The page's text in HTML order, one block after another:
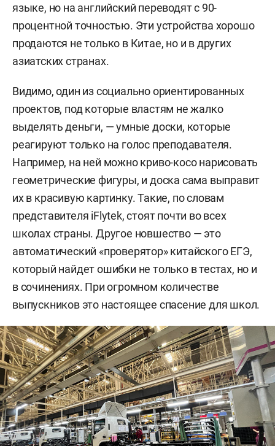
языке, но на английский переводят с 90-
процентной точностью. Эти устройства хорошо
продаются не только в Китае, но и в других
азиатских странах.
Видимо, один из социально ориентированных
проектов, под которые властям не жалко
выделять деньги, — умные доски, которые
реагируют только на голос преподавателя.
Например, на ней можно криво-косо нарисовать
геометрические фигуры, и доска сама выправит
их в красивую картинку. Такие, по словам
представителя iFlytek, стоят почти во всех
школах страны. Другое новшество — это
автоматический «проверятор» китайского ЕГЭ,
который найдет ошибки не только в тестах, но и
в сочинениях. При огромном количестве
выпускников это настоящее спасение для школ.